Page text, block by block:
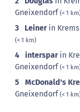
Gneixendorf(< 1
3 Leinerin
(< 1 km)
4 intersparin
Gneixendorf(< 1
5 McDonald's
Gneixendorf(< 1